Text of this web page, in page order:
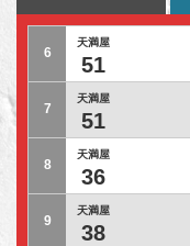
6
天満屋
51
7
天満屋
51
8
天満屋
36
9
天満屋
38